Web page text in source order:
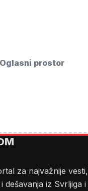
Oglasni prostor
za najvažnije vesti,
dešavanja iz Svrljiga i